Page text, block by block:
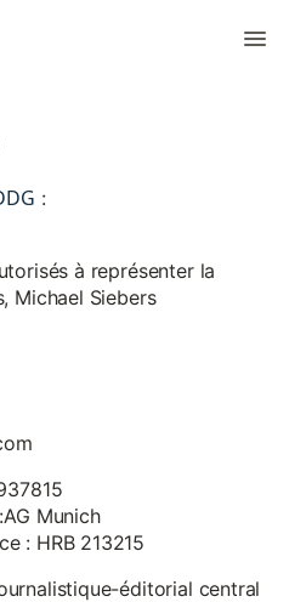
:
à représenter la
Michael Siebers
Munich
: HRB 213215
éditorial central